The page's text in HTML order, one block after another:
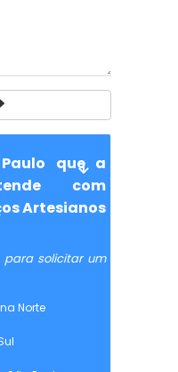
que a
com
Artesianos
solicitar um
Norte